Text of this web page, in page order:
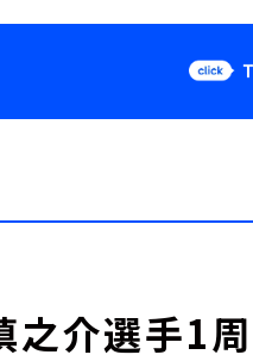
Podcast
介選手1周